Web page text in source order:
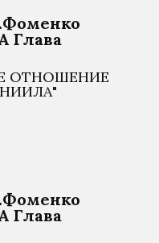
Глава
ОТНОШЕНИЕ
Глава